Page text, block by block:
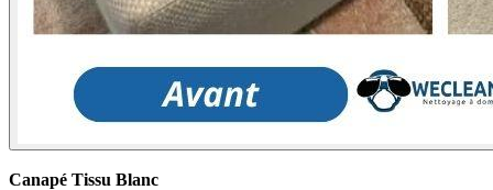
Canapé Tissu Blanc